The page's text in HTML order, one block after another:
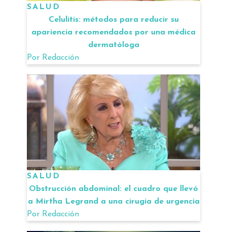
SALUD
Celulitis: métodos para reducir su
apariencia recomendados por una médica
dermatóloga
Por Redacción
SALUD
Obstrucción abdominal: el cuadro que llevó
a Mirtha Legrand a una cirugía de urgencia
Por Redacción